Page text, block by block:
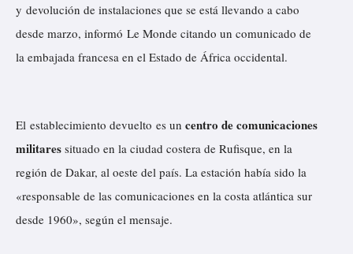
y devolución de instalaciones que se está llevando a cabo
desde marzo, informó Le Monde citando un comunicado de
la embajada francesa en el Estado de África occidental.
El establecimiento devuelto es un centro de comunicaciones
militares situado en la ciudad costera de Rufisque, en la
región de Dakar, al oeste del país. La estación había sido la
«responsable de las comunicaciones en la costa atlántica sur
desde 1960», según el mensaje.